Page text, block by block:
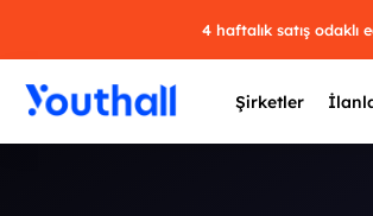
4 haftalık satış
Şirketler